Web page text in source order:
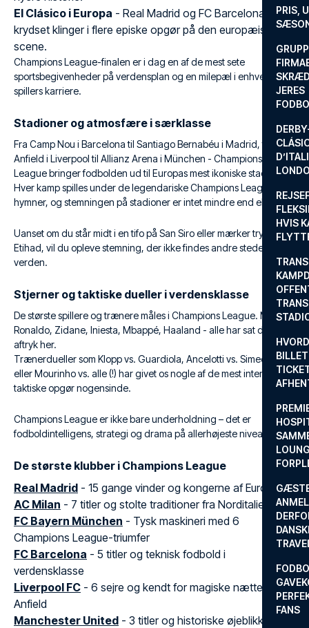
PRIS,
JERES
HVIS
FANS
El Clásico i Europa - Real Madrid og FC Barcelona har
krydset klinger i flere episke opgør på den europæiske
scene.
Champions League-finalen er i dag en af de mest sete
sportsbegivenheder på verdensplan og en milepæl i enhver
spillers karriere.
Stadioner og atmosfære i særklasse
Fra Camp Nou i Barcelona til Santiago Bernabéu i Madrid, fra
Anfield i Liverpool til Allianz Arena i München - Champions
League bringer fodbolden ud til Europas mest ikoniske stadioner.
Hver kamp spilles under de legendariske Champions League-
hymner, og stemningen på stadioner er intet mindre end elektrisk.
Uanset om du står midt i en tifo på San Siro eller mærker trykket på
Etihad, vil du opleve stemning, der ikke findes andre steder i
verden.
Stjerner og taktiske dueller i verdensklasse
De største spillere og trænere måles i Champions League. Messi,
Ronaldo, Zidane, Iniesta, Mbappé, Haaland - alle har sat deres
aftryk her.
Trænerdueller som Klopp vs. Guardiola, Ancelotti vs. Simeone,
eller Mourinho vs. alle (!) har givet os nogle af de mest intense
taktiske opgør nogensinde.
Champions League er ikke bare underholdning – det er
fodboldintelligens, strategi og drama på allerhøjeste niveau.
De største klubber i Champions League
Real Madrid - 15 gange vinder og kongerne af Europa
AC Milan - 7 titler og stolte traditioner fra Norditalien
FC Bayern München - Tysk maskineri med 6
Champions League-triumfer
FC Barcelona - 5 titler og teknisk fodbold i
verdensklasse
Liverpool FC - 6 sejre og kendt for magiske nætter på
Anfield
Manchester United - 3 titler og historiske øjeblikke